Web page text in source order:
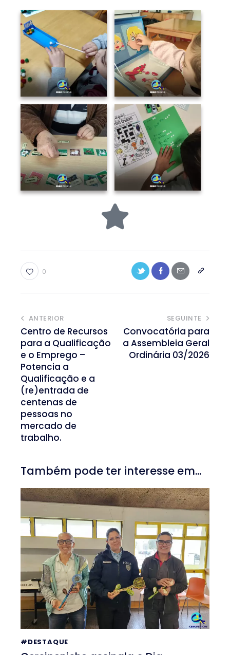
0
ANTERIOR
Centro de Recursos
para a Qualificação
e o Emprego –
Potencia a
Qualificação e a
(re)entrada de
centenas de
pessoas no
mercado de
trabalho.
SEGUINTE
Convocatória para
a Assembleia Geral
Ordinária 03/2026
Também pode ter interesse em...
#DESTAQUE